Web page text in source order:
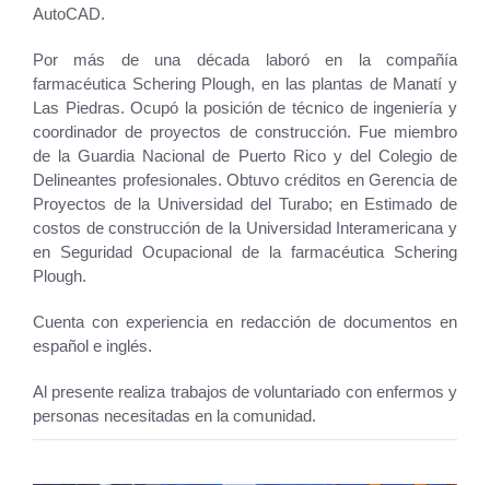
AutoCAD.
Por más de una década laboró en la compañía
farmacéutica Schering Plough, en las plantas de Manatí y
Las Piedras. Ocupó la posición de técnico de ingeniería y
coordinador de proyectos de construcción. Fue miembro
de la Guardia Nacional de Puerto Rico y del Colegio de
Delineantes profesionales. Obtuvo créditos en Gerencia de
Proyectos de la Universidad del Turabo; en Estimado de
costos de construcción de la Universidad Interamericana y
en Seguridad Ocupacional de la farmacéutica Schering
Plough.
Cuenta con experiencia en redacción de documentos en
español e inglés.
Al presente realiza trabajos de voluntariado con enfermos y
personas necesitadas en la comunidad.